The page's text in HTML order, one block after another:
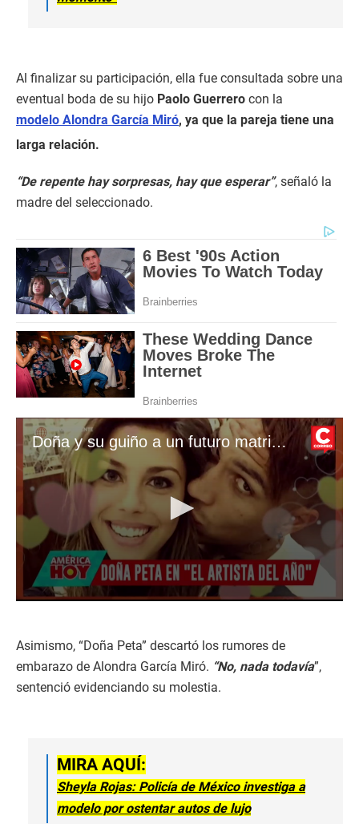
Al finalizar su participación, ella fue consultada sobre una
eventual boda de su hijo Paolo Guerrero con la
modelo Alondra García Miró, ya que la pareja tiene una
larga relación.
“De repente hay sorpresas, hay que esperar”, señaló la
madre del seleccionado.
Doña y su guiño a un futuro matrimonio de Paolo
c
n
d
s
Asimismo, “Doña Peta” descartó los rumores de
embarazo de Alondra García Miró. “No, nada todavía”,
sentenció evidenciando su molestia.
MIRA AQUÍ:
Sheyla Rojas: Policía de México investiga a
modelo por ostentar autos de lujo